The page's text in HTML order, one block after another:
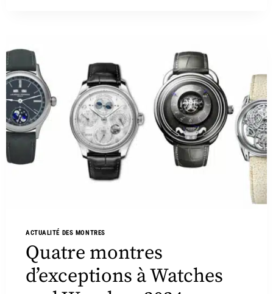
ACTUALITÉ DES MONTRES
Quatre montres
d’exceptions à Watches